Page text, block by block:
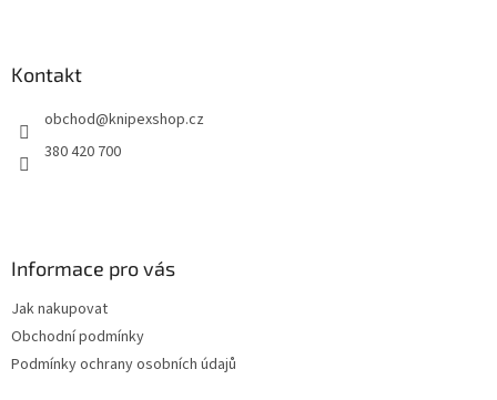
Kontakt
obchod@knipexshop.cz
380 420 700
Informace pro vás
Jak nakupovat
Obchodní podmínky
Podmínky ochrany osobních údajů